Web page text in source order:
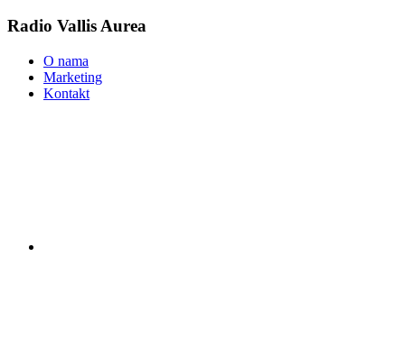
Radio Vallis Aurea
O nama
Marketing
Kontakt